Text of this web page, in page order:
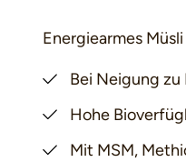
Energiearmes
Bei Neigung
Hohe
Mit MSM,